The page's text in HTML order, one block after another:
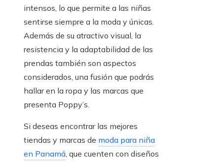
intensos, lo que permite a las niñas
sentirse siempre a la moda y únicas.
Además de su atractivo visual, la
resistencia y la adaptabilidad de las
prendas también son aspectos
considerados, una fusión que podrás
hallar en la ropa y las marcas que
presenta Poppy’s.
Si deseas encontrar las mejores
tiendas y marcas de moda para niña
en Panamá, que cuenten con diseños